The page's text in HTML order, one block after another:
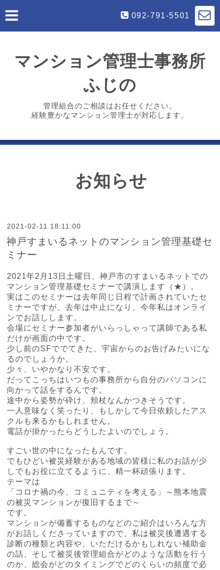
092-791-5501
マンション管理士事務所
ふじの
管理組合のご相談はお任せください。
経験豊かなマンション管理士が対応します。
お知らせ
2021-02-11 18:11:00
神戸すまいるネットのマンション管理基礎セ
ミナー
2021年2月13日土曜日、神戸市のすまいるネットでの
マンション管理基礎セミナーで講演します（ ★ ）。
実はこのセミナーは去年同じ日程で計画されていたセ
ミナーですが、去年は中止になり、今年私はオンライ
ンでお話しします。
会場にセミナー参加者がいらっしゃって講師である私
だけが画面の中です。
少し前のSFででてきた、宇宙からのお告げみたいにな
るのでしょうか。
少々、いやかなり不安です。
だってこっちはいつもの事務所から自分のパソコンに
向かって話をするんです。
途中から姿勢が砕け、頬杖なんかつきそうです。
一人意味なく笑ったり、もしかして今日依頼したアス
クルも来るかもしれません。
電話が掛かったらどうしたよいのでしょう。
すごい世の中になったもんです。
でもひどい被災経験がある地域の皆様に私のお話が少
しでもお役に立てるように、精一杯頑張ります。
テーマは
「コロナ禍の今、コミュニティを考える」～熊本地震
の被災マンションが復旧するまで～
です。
マンションが備蓄するものなどのご紹介はいろんな方
がお話しくださっていますので、私は被災後遭遇する
診断の種類と内容や、いただけるかもしれない補助金
の話、そして被災後管理組合がどのような活動を行う
のか、総会がどのタイミングでどのくらいの頻度で必